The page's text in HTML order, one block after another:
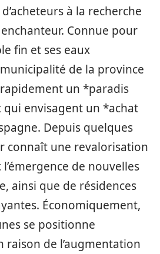
à la recherche
enchanteur. Connue pour
fin et ses eaux
de la province
un *paradis
qui envisagent un *achat
Depuis quelques
connaît une revalorisation
de nouvelles
ainsi que de résidences
Économiquement,
se positionne
de l’augmentation